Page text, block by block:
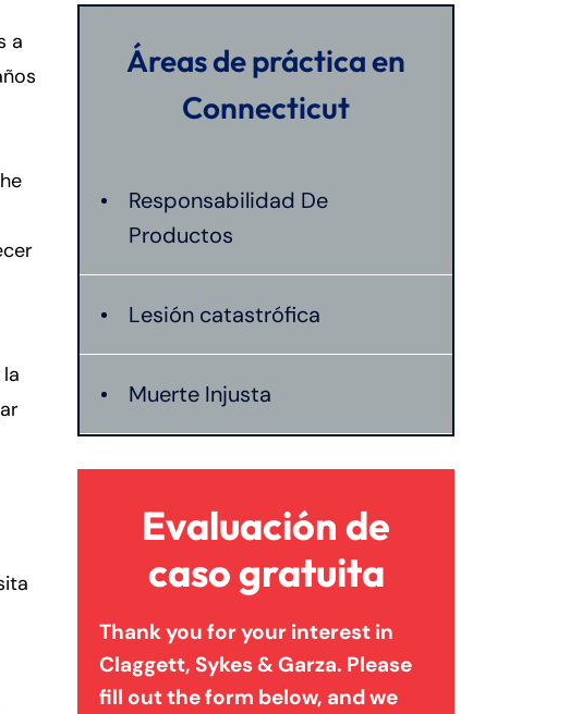
a
Áreas de práctica en
Connecticut
Responsabilidad De
Productos
Lesión catastrófica
Muerte Injusta
Evaluación de
caso gratuita
Thank you for your interest in
Claggett, Sykes & Garza. Please
fill out the form below, and we